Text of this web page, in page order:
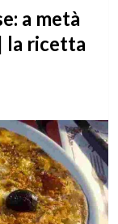
a metà
la ricetta